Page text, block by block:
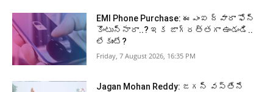
EMI Phone Purchase: ఈఎంఐ ద్వారా ఫోన్
కొంటున్నారా..? ఇక జాగ్రత్తగా ఉండండి..
లేకుంటే?
Friday, 7 August 2026, 16:35 PM
Jagan Mohan Reddy: జగన్ వస్తేనే